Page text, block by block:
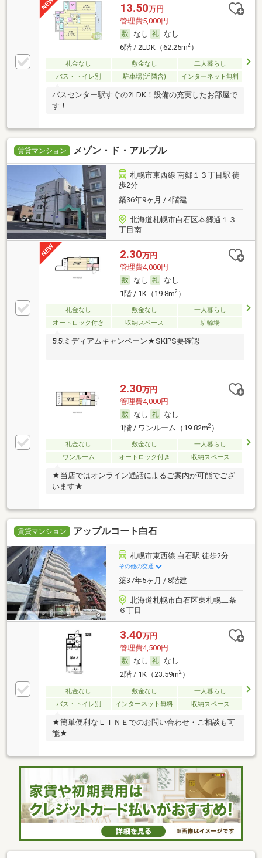
13.50万円
管理費5,000円
なし
なし
6階 / 2LDK（62.25m2）
礼金なし 敷金なし
二人暮らし
バス・トイレ別
駐車場(近隣含) インターネット無料
バスセンター駅すぐの2LDK！設備の充実したお部屋で
す！
賃貸マンション メゾン・ド・アルブル
札幌市東西線 南郷１３丁目駅 徒
歩2分
築36年9ヶ月 / 4階建
北海道札幌市白石区本郷通１３
丁目南
2.30万円
管理費4,000円
なし
なし
1階 / 1K（19.8m2）
礼金なし 敷金なし
一人暮らし
オートロック付き
収納スペース 駐輪場
5!5!ミディアムキャンペーン★SKIPS要確認
2.30万円
管理費4,000円
なし
なし
1階 / ワンルーム（19.82m2）
礼金なし 敷金なし
一人暮らし
ワンルーム
オートロック付き 収納スペース
★当店ではオンライン通話によるご案内が可能でござ
います★
賃貸マンション アップルコート白石
札幌市東西線 白石駅 徒歩2分
その他の交通
築37年5ヶ月 / 8階建
北海道札幌市白石区東札幌二条
６丁目
3.40万円
管理費4,500円
なし
なし
2階 / 1K（23.59m2）
礼金なし 敷金なし
一人暮らし
バス・トイレ別
インターネット無料 収納スペース
★簡単便利なＬＩＮＥでのお問い合わせ・ご相談も可
能★